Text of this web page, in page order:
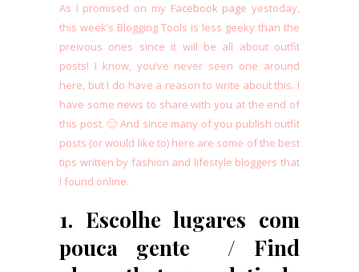
As I promised on my Facebook page yestoday,
this week’s Blogging Tools is less geeky than the
preivous ones since it will be all about outfit
posts! I know, you’ve never seen one around
here, but I do have a reason to write about this. I
have some news to share with you at the end of
this post. 🙂 And since many of you publish outfit
posts (or would like to) here are some of the best
tips written by fashion and lifestyle bloggers that
I found online.
1. Escolhe lugares com
pouca gente / Find